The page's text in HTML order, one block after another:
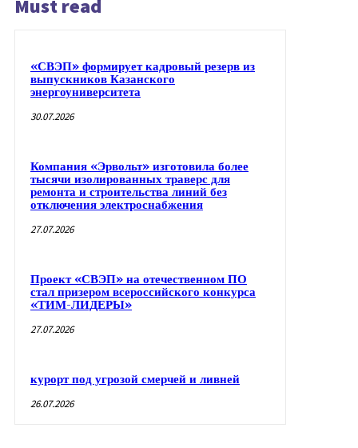
Must read
«СВЭП» формирует кадровый резерв из
выпускников Казанского
энергоуниверситета
30.07.2026
Компания «Эрвольт» изготовила более
тысячи изолированных траверс для
ремонта и строительства линий без
отключения электроснабжения
27.07.2026
Проект «СВЭП» на отечественном ПО
стал призером всероссийского конкурса
«ТИМ-ЛИДЕРЫ»
27.07.2026
курорт под угрозой смерчей и ливней
26.07.2026